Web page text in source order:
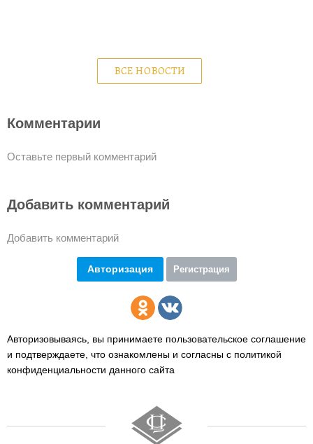
ВСЕ НОВОСТИ
Комментарии
Оставьте первый комментарий
Добавить комментарий
Добавить комментарий
Авторизация Регистрация
Авторизовываясь, вы принимаете пользовательское соглашение
и подтверждаете, что ознакомлены и согласны с политикой
конфиденциальности данного сайта